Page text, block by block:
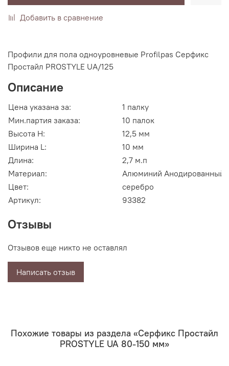
Добавить в сравнение
Профили для пола одноуровневые Profilpas Серфикс
Простайл PROSTYLE UA/125
Описание
Цена указана за:
1 палку
Мин.партия заказа:
10 палок
Высота H:
12,5 мм
Ширина L:
10 мм
Длина:
2,7 м.п
Материал:
Алюминий Анодированный
Цвет:
серебро
Артикул:
93382
Отзывы
Отзывов еще никто не оставлял
Написать отзыв
Похожие товары из раздела «Серфикс Простайл
PROSTYLE UA 80-150 мм»